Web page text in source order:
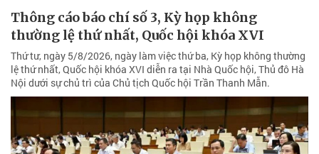
Thông cáo báo chí số 3, Kỳ họp không
thường lệ thứ nhất, Quốc hội khóa XVI
Thứ tư, ngày 5/8/2026, ngày làm việc thứ ba, Kỳ họp không thường
lệ thứ nhất, Quốc hội khóa XVI diễn ra tại Nhà Quốc hội, Thủ đô Hà
Nội dưới sự chủ trì của Chủ tịch Quốc hội Trần Thanh Mẫn.